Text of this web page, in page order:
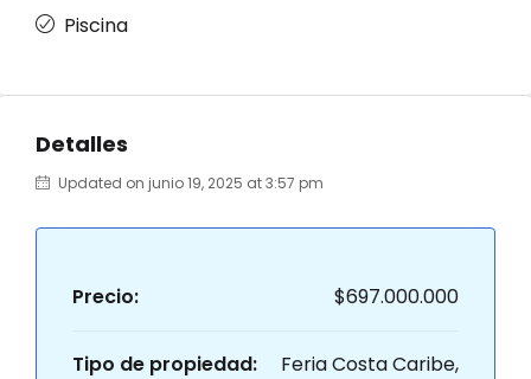
Piscina
Detalles
Updated on junio 19, 2025 at 3:57 pm
Precio: $697.000.000
Tipo de propiedad:
Feria Costa Caribe,